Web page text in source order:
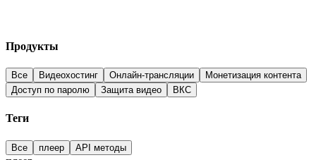
Продукты
Все Видеохостинг Онлайн-трансляции
Монетизация контента
Доступ по паролю
Защита видео ВКС
Теги
Все плеер API методы